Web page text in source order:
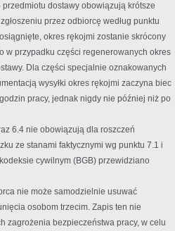
dostawy obowiązują krótsze
przez odbiorcę według punktu
okres rękojmi zostanie skrócony
w przypadku części regenerowanych okres
Dla części specjalnie oznakowanych
wysyłki okres rękojmi zaczyna biec
pracy, jednak nigdy nie później niż po
6.4 nie obowiązują dla roszczeń
ze stanami faktycznymi wg punktu 7.1 i
cywilnym (BGB) przewidziano
nie może samodzielnie usuwać
osobom trzecim. Zapis ten nie
zagrożenia bezpieczeństwa pracy, w celu